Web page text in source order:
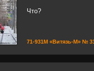
Что?
71-931М «Витязь-М» №